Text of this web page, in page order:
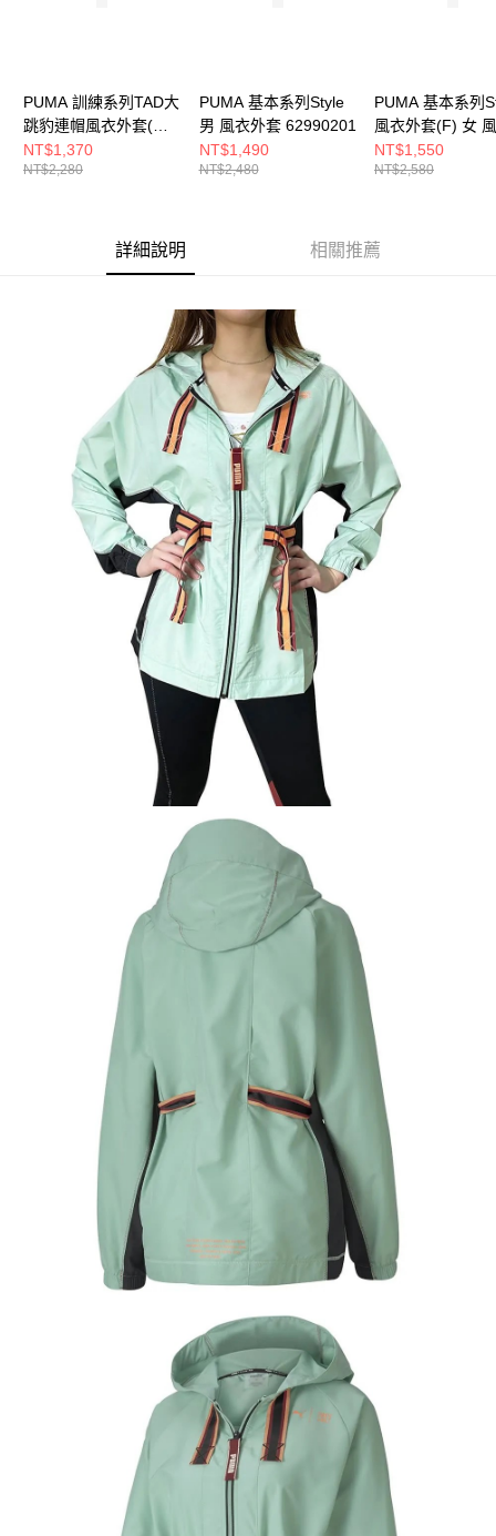
PUMA 訓練系列TAD大
跳豹連帽風衣外套(M)
男 風衣外套 52673501
NT$1,370
NT$2,280
PUMA 基本系列Style
男 風衣外套 62990201
NT$1,490
NT$2,480
PUMA 基本系列
風衣外套(F) 女
套 62991001
NT$1,550
NT$2,580
詳細說明 相關推薦